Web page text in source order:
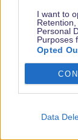
I want to
Personal
Purposes
Opted
Data
Hier ist also die
Nummer 12
erhalten.
So die